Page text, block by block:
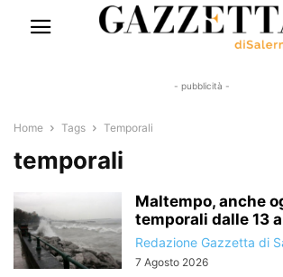
- pubblicità -
Home Tags Temporali
temporali
Maltempo, anche
temporali dalle 13
Redazione Gazzetta di
7 Agosto 2026